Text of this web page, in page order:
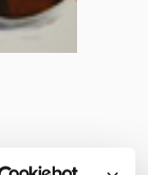
Lingua: Italiano /